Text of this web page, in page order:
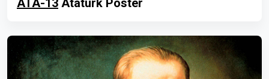
ATA-13 Atatürk Poster